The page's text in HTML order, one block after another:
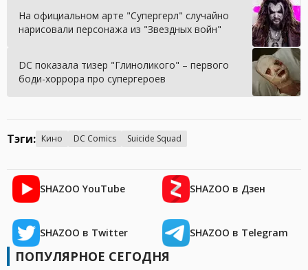
На официальном арте "Супергерл" случайно
нарисовали персонажа из "Звездных войн"
DC показала тизер "Глиноликого" – первого
боди-хоррора про супергероев
Тэги: Кино DC Comics Suicide Squad
SHAZOO YouTube SHAZOO в Дзен
SHAZOO в Twitter SHAZOO в Telegram
ПОПУЛЯРНОЕ СЕГОДНЯ